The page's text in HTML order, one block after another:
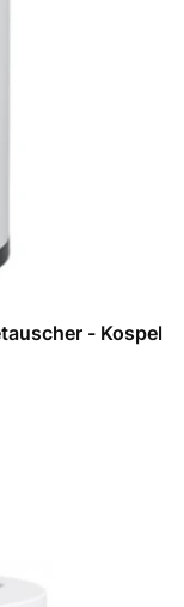
- Kospel